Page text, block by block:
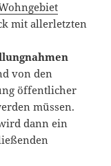
mit allerletzten
von den
öffentlicher
müssen.
dann ein